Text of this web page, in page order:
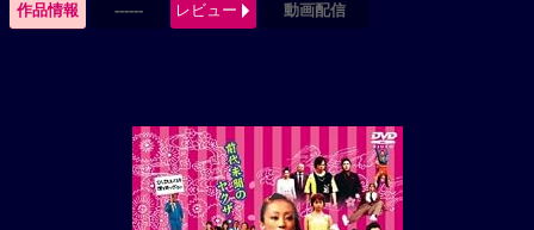
作品情報 ------ レビュー 動画配信